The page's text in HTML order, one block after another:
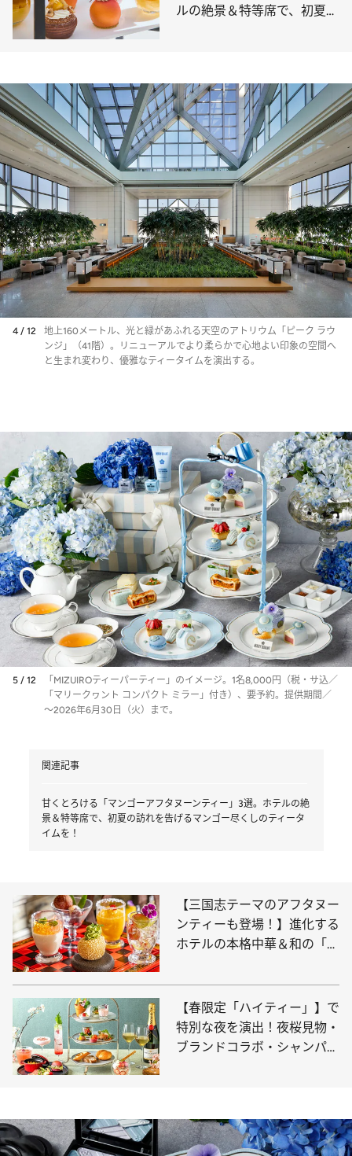
ルの絶景＆特等席で、初夏の
4 / 12
地上160メートル、光と緑があふれる天空のアトリウム「ピーク ラウ
ンジ」（41階）。リニューアルでより柔らかで心地よい印象の空間へ
と生まれ変わり、優雅なティータイムを演出する。
5 / 12
「MIZUIROティーパーティー」のイメージ。1名8,000円（税・サ込／
「マリークヮント コンパクト ミラー」付き）、要予約。提供期間／
～2026年6月30日（火）まで。
関連記事
甘くとろける「マンゴーアフタヌーンティー」3選。ホテルの絶
景＆特等席で、初夏の訪れを告げるマンゴー尽くしのティータ
イムを！
【三国志テーマのアフタヌー
ンティーも登場！】進化する
ホテルの本格中華＆和の「お
3選
【春限定「ハイティー」】で
特別な夜を演出！夜桜見物・
ブランドコラボ・シャンパン